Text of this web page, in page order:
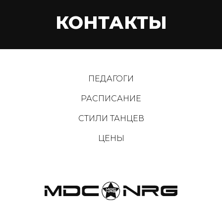
КОНТАКТЫ
ПЕДАГОГИ
РАСПИСАНИЕ
СТИЛИ ТАНЦЕВ
ЦЕНЫ